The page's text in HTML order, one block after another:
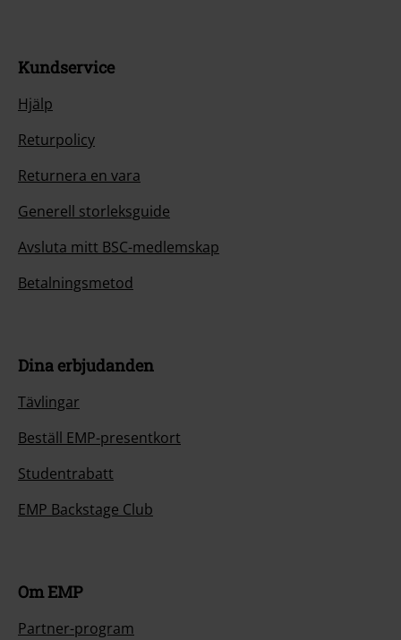
Kundservice
Hjälp
Returpolicy
Returnera en vara
Generell storleksguide
Avsluta mitt BSC-medlemskap
Betalningsmetod
Dina erbjudanden
Tävlingar
Beställ EMP-presentkort
Studentrabatt
EMP Backstage Club
Om EMP
Partner-program